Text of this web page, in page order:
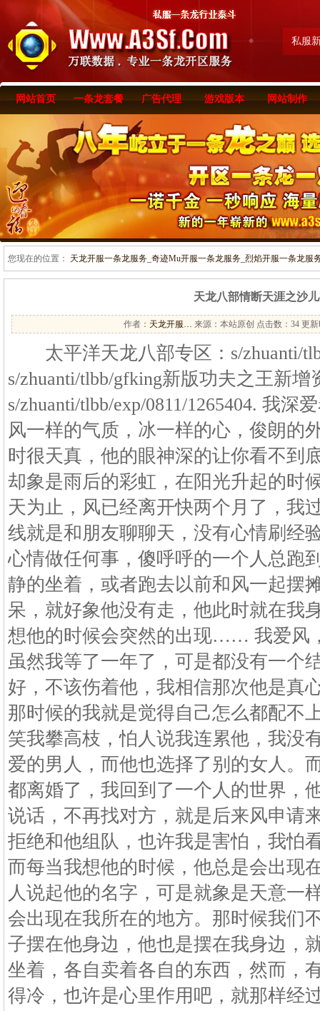
私服
网站首页 一条龙套餐 广告代理 游戏版本 网站制作
您现在的位置： 天龙开服一条龙服务_奇迹Mu开服一条龙服务_烈焰开服一条龙服
天龙八部情断天涯之沙
作者： 天龙开服… 来源：本站原创 点击数： 34 更新
太平洋天龙八部专区：s/zhuanti/
s/zhuanti/tlbb/gfking新版功夫之王新增
s/zhuanti/tlbb/exp/0811/1265404. 我深
风一样的气质，冰一样的心，俊朗的
时很天真，他的眼神深的让你看不到
却象是雨后的彩虹，在阳光升起的
天为止，风已经离开快两个月了，我
线就是和朋友聊聊天，没有心情刷经
心情做任何事，傻呼呼的一个人总跑
静的坐着，或者跑去以前和风一起摆
呆，就好象他没有走，他此时就在我
想他的时候会突然的出现…… 我爱风
虽然我等了一年了，可是都没有一个
好，不该伤着他，我相信那次他是真
那时候的我就是觉得自己怎么都配不
笑我攀高枝，怕人说我连累他，我没
爱的男人，而他也选择了别的女人。
都离婚了，我回到了一个人的世界
说话，不再找对方，就是后来风申请
拒绝和他组队，也许我是害怕，我怕
而每当我想他的时候，他总是会出现
人说起他的名字，可是就象是天意一
会出现在我所在的地方。那时候我们
子摆在他身边，他也是摆在我身边，
坐着，各自卖着各自的东西，然而，
得冷，也许是心里作用吧，就那样经